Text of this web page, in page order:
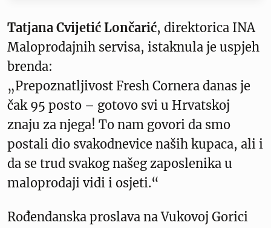
Tatjana Cvijetić Lončarić, direktorica INA
Maloprodajnih servisa, istaknula je uspjeh
brenda:
„Prepoznatljivost Fresh Cornera danas je
čak 95 posto – gotovo svi u Hrvatskoj
znaju za njega! To nam govori da smo
postali dio svakodnevice naših kupaca, ali i
da se trud svakog našeg zaposlenika u
maloprodaji vidi i osjeti.“
Rođendanska proslava na Vukovoj Gorici